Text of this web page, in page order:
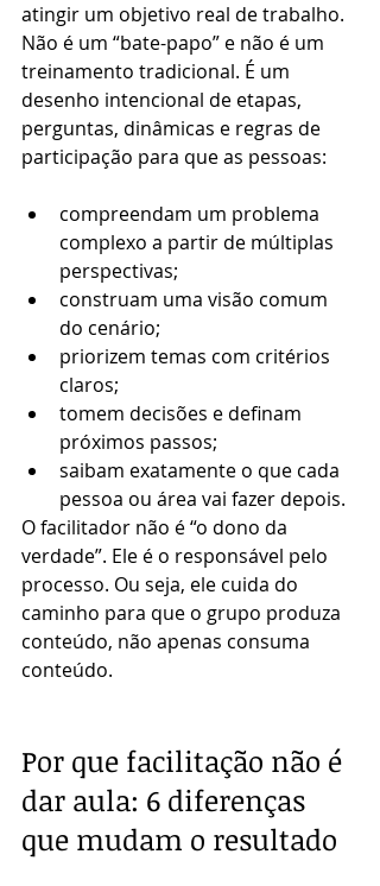
atingir um objetivo real de trabalho.
Não é um “bate-papo” e não é um
treinamento tradicional. É um
desenho intencional de etapas,
perguntas, dinâmicas e regras de
participação para que as pessoas:
compreendam um problema
complexo a partir de múltiplas
perspectivas;
construam uma visão comum
do cenário;
priorizem temas com critérios
claros;
tomem decisões e definam
próximos passos;
saibam exatamente o que cada
pessoa ou área vai fazer depois.
O facilitador não é “o dono da
verdade”. Ele é o responsável pelo
processo. Ou seja, ele cuida do
caminho para que o grupo produza
conteúdo, não apenas consuma
conteúdo.
Por que facilitação não é
dar aula: 6 diferenças
que mudam o resultado